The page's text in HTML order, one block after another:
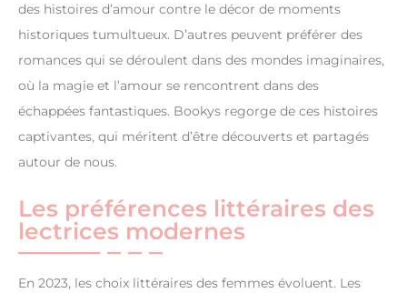
des histoires d’amour contre le décor de moments
historiques tumultueux. D’autres peuvent préférer des
romances qui se déroulent dans des mondes imaginaires,
où la magie et l’amour se rencontrent dans des
échappées fantastiques. Bookys regorge de ces histoires
captivantes, qui méritent d’être découverts et partagés
autour de nous.
Les préférences littéraires des
lectrices modernes
En 2023, les choix littéraires des femmes évoluent. Les